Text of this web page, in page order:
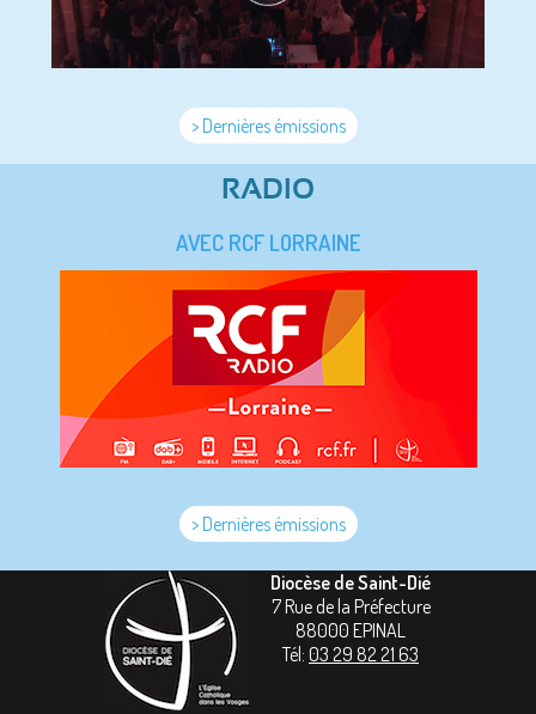
> Dernières émissions
RADIO
AVEC RCF LORRAINE
> Dernières émissions
Diocèse de Saint-Dié
7 Rue de la Préfecture
88000 EPINAL
Tél: 03 29 82 21 63